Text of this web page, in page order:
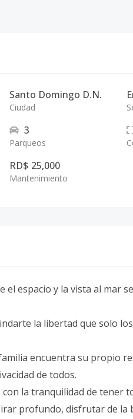
Santo Domingo D.N.
Ciudad
3
Parqueos
RD$ 25,000
Mantenimiento
espacio y la vista al mar
la libertad que solo
encuentra su propio
de todos.
con la tranquilidad de tener
profundo, disfrutar de la